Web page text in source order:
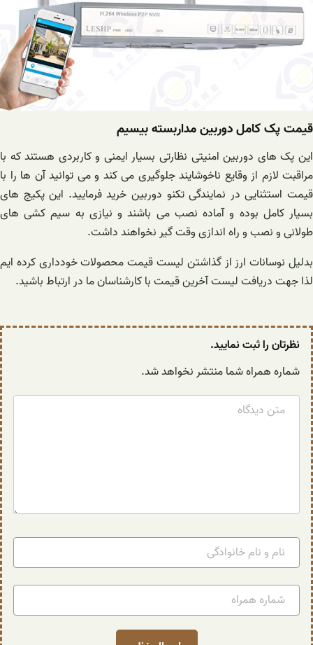
قیمت پک کامل دوربین مداربسته بیسیم
این پک های دوربین امنیتی نظارتی بسیار ایمنی و کاربردی هستند که با
مراقبت لازم از وقایع ناخوشایند جلوگیری می کند و می توانید آن ها را با
قیمت استثنایی در نمایندگی تکنو دوربین خرید فرمایید. این پکیج های
بسیار کامل بوده و آماده نصب می باشند و نیازی به سیم کشی های
طولانی و نصب و راه اندازی وقت گیر نخواهند داشت.
بدلیل نوسانات ارز از گذاشتن لیست قیمت محصولات خودداری کرده ایم
لذا جهت دریافت لیست آخرین قیمت با کارشناسان ما در ارتباط باشید.
نظرتان را ثبت نمایید.
شماره همراه شما منتشر نخواهد شد.